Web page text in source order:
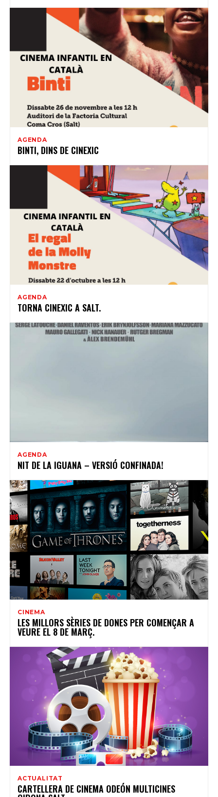
AGENDA
BINTI, DINS DE CINEXIC
AGENDA
TORNA CINEXIC A SALT.
AGENDA
NIT DE LA IGUANA – VERSIÓ CONFINADA!
CINEMA
LES MILLORS SÈRIES DE DONES PER COMENÇAR A
VEURE EL 8 DE MARÇ.
ACTUALITAT
CARTELLERA DE CINEMA ODEÓN MULTICINES